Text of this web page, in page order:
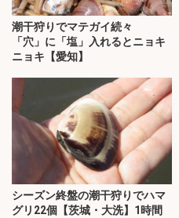
潮干狩りでマテガイ続々
「穴」に「塩」入れるとニョキ
ニョキ【愛知】
シーズン終盤の潮干狩りでハマ
グリ22個【茨城・大洗】1時間